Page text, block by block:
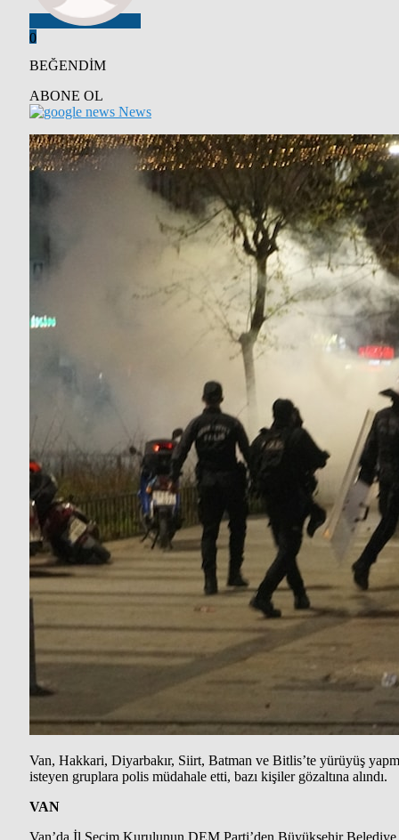
0
BEĞENDİM
ABONE OL
News
Van, Hakkari, Diyarbakır, Siirt, Batman ve Bitlis’te yürüyüş
isteyen gruplara polis müdahale etti, bazı kişiler gözaltına alındı.
VAN